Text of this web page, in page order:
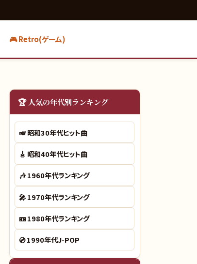
🎮 Retro(ゲーム)
🏆 人気の年代別ランキング
🎺昭和30年代ヒット曲
🎸 昭和40年代ヒット曲
🎶1960年代ランキング
🎤1970年代ランキング
📼1980年代ランキング
💿1990年代J-POP